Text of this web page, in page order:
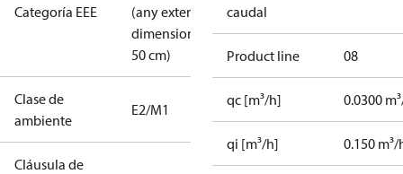
Categoría EEE
(any external
dimension <
50 cm)
Clase de
ambiente
E2/M1
Cláusula de
caudal
Product line 08
qc [m³/h] 0.0300
qi [m³/h] 0.150 m³/